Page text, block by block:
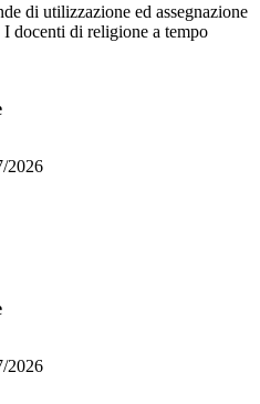
di utilizzazione ed assegnazione
docenti di religione a tempo
2026
2026